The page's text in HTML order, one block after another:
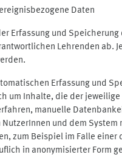
Daten
Erfassung und
Lehrenden ab.
Erfassung und
um Inhalte, die der
manuelle
NutzerInnen und dem
zum Beispiel im Falle
in anonymisierter Form